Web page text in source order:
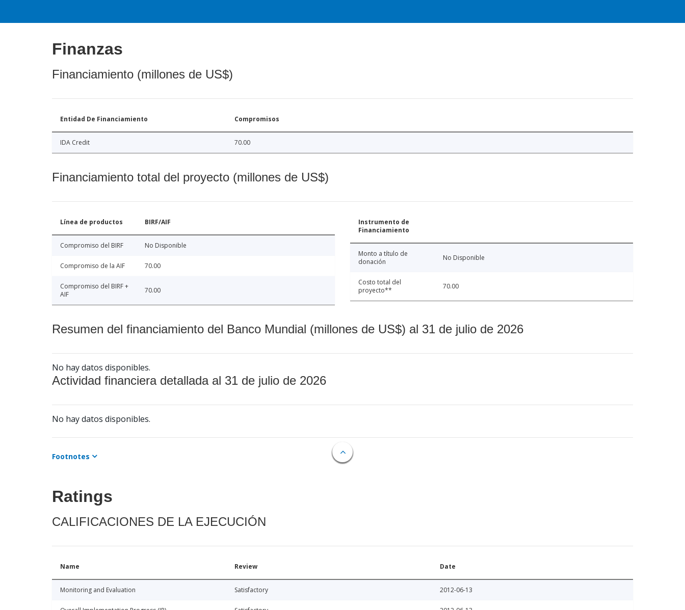
Finanzas
Financiamiento (millones de US$)
Entidad De Financiamiento Compromisos
IDA Credit 70.00
Financiamiento total del proyecto (millones de US$)
Línea de productos BIRF/AIF
Compromiso del BIRF No Disponible
Compromiso de la AIF 70.00
Compromiso del BIRF +
AIF
70.00
Instrumento de
Financiamiento
Monto a título de
donación
No Disponible
Costo total del
proyecto**
70.00
Resumen del financiamiento del Banco Mundial (millones de US$) al 31 de julio de 2026
No hay datos disponibles.
Actividad financiera detallada al 31 de julio de 2026
No hay datos disponibles.
Footnotes
Ratings
CALIFICACIONES DE LA EJECUCIÓN
Name Review Date
Monitoring and Evaluation Satisfactory 2012-06-13